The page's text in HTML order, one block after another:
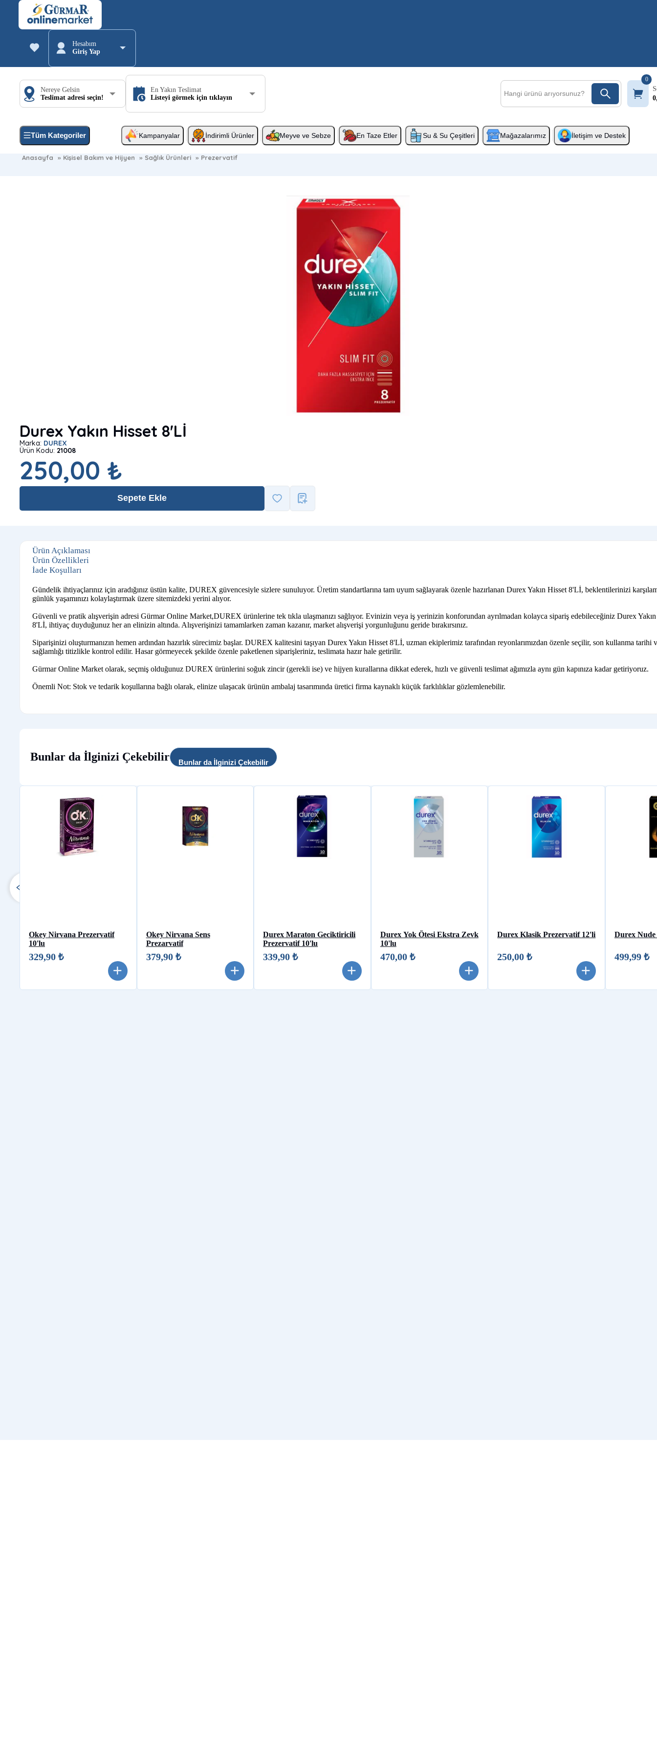
Hesabım
Giriş Yap
Nereye Gelsin
Teslimat adresi seçin!
En Yakın Teslimat
Listeyi görmek için tıklayın
0
Tüm Kategoriler Kampanyalar İndirimli Ürünler Meyve ve Sebze En Taze Etler Su & Su Çeşitleri Mağazalarımız İletişim ve Destek
Anasayfa » Kişisel Bakım ve Hijyen » Sağlık Ürünleri » Prezervatif
Durex Yakın Hisset 8'Lİ
Marka: DUREX
Ürün Kodu: 21008
250,00 ₺
Sepete Ekle
Ürün Açıklaması
Ürün Özellikleri
İade Koşulları
Gündelik ihtiyaçlarınız için aradığınız üstün kalite, DUREX güvencesiyle sizlere sunuluyor. Üretim standartlarına tam uyum sağlayarak özenle hazırlanan Durex Yakın Hisset 8'Lİ, beklentilerinizi
günlük yaşamınızı kolaylaştırmak üzere sitemizdeki yerini alıyor.
Güvenli ve pratik alışverişin adresi Gürmar Online Market,DUREX ürünlerine tek tıkla ulaşmanızı sağlıyor. Evinizin veya iş yerinizin konforundan ayrılmadan kolayca sipariş edebileceğiniz Durex
8'Lİ, ihtiyaç duyduğunuz her an elinizin altında. Alışverişinizi tamamlarken zaman kazanır, market alışverişi yorgunluğunu geride bırakırsınız.
Siparişinizi oluşturmanızın hemen ardından hazırlık sürecimiz başlar. DUREX kalitesini taşıyan Durex Yakın Hisset 8'Lİ, uzman ekiplerimiz tarafından reyonlarımızdan özenle seçilir, son kullanma tarihi
sağlamlığı titizlikle kontrol edilir. Hasar görmeyecek şekilde özenle paketlenen siparişleriniz, teslimata hazır hale getirilir.
Gürmar Online Market olarak, seçmiş olduğunuz DUREX ürünlerini soğuk zincir (gerekli ise) ve hijyen kurallarına dikkat ederek, hızlı ve güvenli teslimat ağımızla aynı gün kapınıza kadar getiriyoruz.
Önemli Not: Stok ve tedarik koşullarına bağlı olarak, elinize ulaşacak ürünün ambalaj tasarımında üretici firma kaynaklı küçük farklılıklar gözlemlenebilir.
Bunlar da İlginizi Çekebilir Bunlar da İlginizi Çekebilir
Okey Nirvana Prezervatif
10'lu
329,90 ₺
Okey Nirvana Sens
Prezarvatif
379,90 ₺
Durex Maraton Geciktiricili
Prezervatif 10'lu
339,90 ₺
Durex Yok Ötesi Ekstra Zevk
10'lu
470,00 ₺
Durex Klasik Prezervatif 12'li
250,00 ₺
Durex Nude
499,99 ₺